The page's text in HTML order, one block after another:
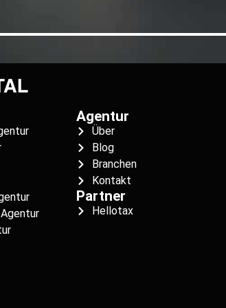
Agentur
Über
Blog
Branchen
Kontakt
Partner
Hellotax